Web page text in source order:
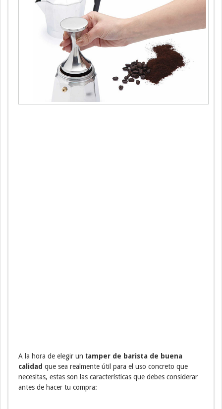
A la hora de elegir un tamper de barista de buena
calidad que sea realmente útil para el uso concreto que
necesitas, estas son las características que debes considerar
antes de hacer tu compra: